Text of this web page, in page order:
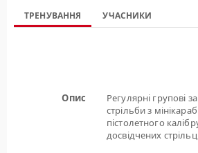
ТРЕНУВАННЯ УЧАСНИКИ
Опис
Регулярні групові
стрільби з
пістолетного
досвідчених